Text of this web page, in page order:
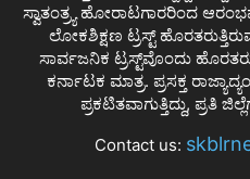
ಸ್ವಾತಂತ್ರ್ಯ ಹೋರಾಟಗಾರರಿಂದ
ಲೋಕಶಿಕ್ಷಣ ಟ್ರಸ್ಟ್
ಸಾರ್ವಜನಿಕ ಟ್ರಸ್ಟ್‌ವೊಂದು
ಕರ್ನಾಟಕ ಮಾತ್ರ. ಪ್ರಸಕ್ತ
ಪ್ರಕಟಿತವಾಗುತ್ತಿದ್ದು, ಪ್ರತಿ
Contact us: